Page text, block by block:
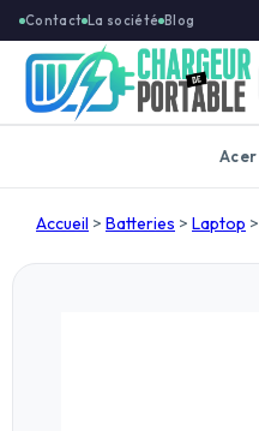
Contact La société Blog
Acer
Accueil > Batteries > Laptop >